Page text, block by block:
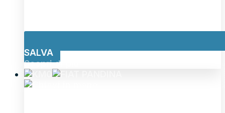
SALVA
Scopri di più